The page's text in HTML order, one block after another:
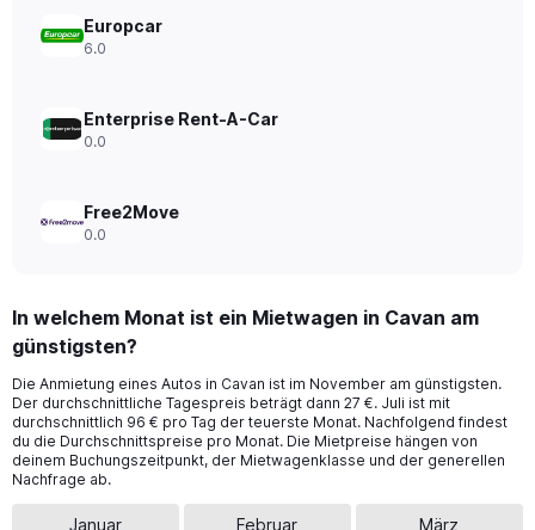
0
to
Europcar
6.0
Enterprise Rent-A-Car
0.0
Free2Move
0.0
In welchem Monat ist ein Mietwagen in Cavan am
günstigsten?
Die Anmietung eines Autos in Cavan ist im November am günstigsten.
Der durchschnittliche Tagespreis beträgt dann 27 €. Juli ist mit
durchschnittlich 96 € pro Tag der teuerste Monat. Nachfolgend findest
du die Durchschnittspreise pro Monat. Die Mietpreise hängen von
deinem Buchungszeitpunkt, der Mietwagenklasse und der generellen
Nachfrage ab.
Januar Februar März